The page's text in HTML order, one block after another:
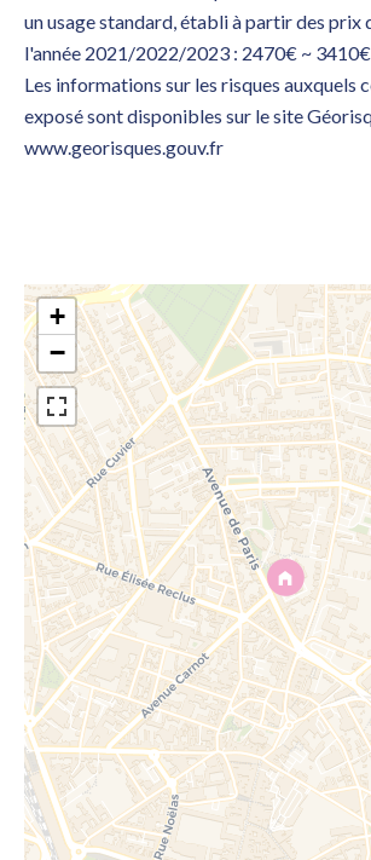
un usage standard, établi à partir des prix
l'année 2021/2022/2023 : 2470€ ~ 3410€
Les informations sur les risques auxquels
exposé sont disponibles sur le site
www.georisques.gouv.fr
+
−